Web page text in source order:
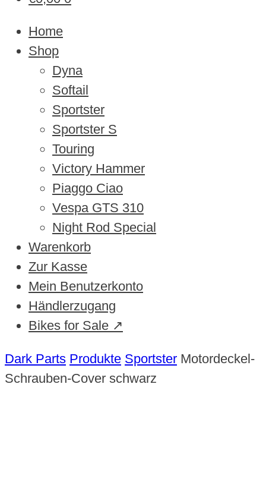
Home
Shop
Dyna
Softail
Sportster
Sportster S
Touring
Victory Hammer
Piaggo Ciao
Vespa GTS 310
Night Rod Special
Warenkorb
Zur Kasse
Mein Benutzerkonto
Händlerzugang
Bikes for Sale ↗
Dark Parts Produkte Sportster Motordeckel-
Schrauben-Cover schwarz